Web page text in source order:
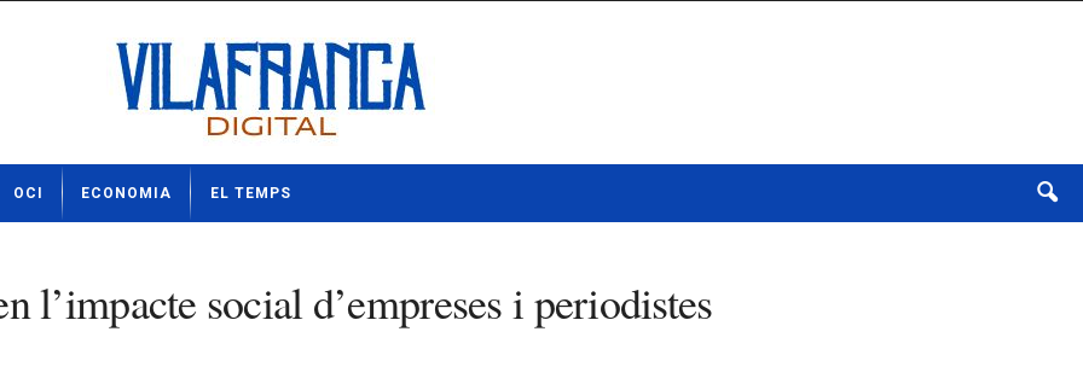
OCI ECONOMIA EL TEMPS
l’impacte social d’empreses i periodistes